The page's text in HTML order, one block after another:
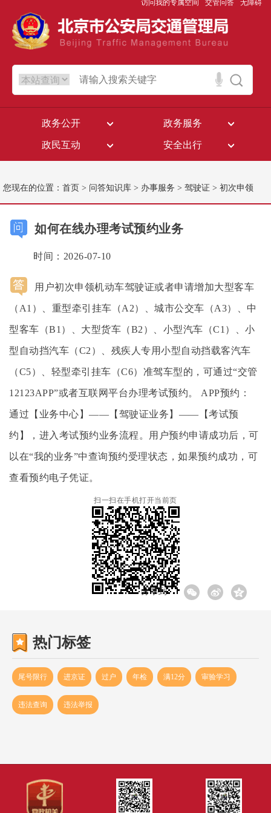
访问我的专属空间 交管问答 无障碍
政务公开 政务服务
政民互动 安全出行
您现在的位置： 首页 > 问答知识库 > 办事服务 > 驾驶证 > 初次申领
如何在线办理考试预约业务
时间：2026-07-10
用户初次申领机动车驾驶证或者申请增加大型客车
（A1）、重型牵引挂车（A2）、城市公交车（A3）、中
型客车（B1）、大型货车（B2）、小型汽车（C1）、小
型自动挡汽车（C2）、残疾人专用小型自动挡载客汽车
（C5）、轻型牵引挂车（C6）准驾车型的，可通过“交管
12123APP”或者互联网平台办理考试预约。 APP预约：
通过【业务中心】——【驾驶证业务】——【考试预
约】，进入考试预约业务流程。用户预约申请成功后，可
以在“我的业务”中查询预约受理状态，如果预约成功，可
查看预约电子凭证。
扫一扫在手机打开当前页
分享到:
热门标签
尾号限行 进京证 过户 年检 满12分 审验学习
违法查询 违法举报